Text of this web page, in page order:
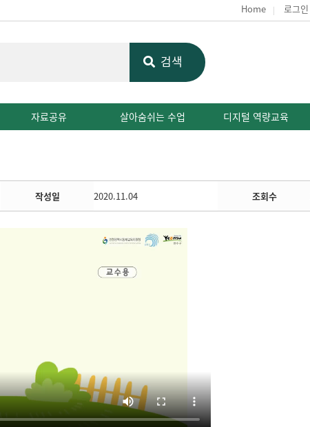
Home 로그인
검색
자료공유 살아숨쉬는 수업 디지털 역량교육
작성일 2020.11.04 조회수